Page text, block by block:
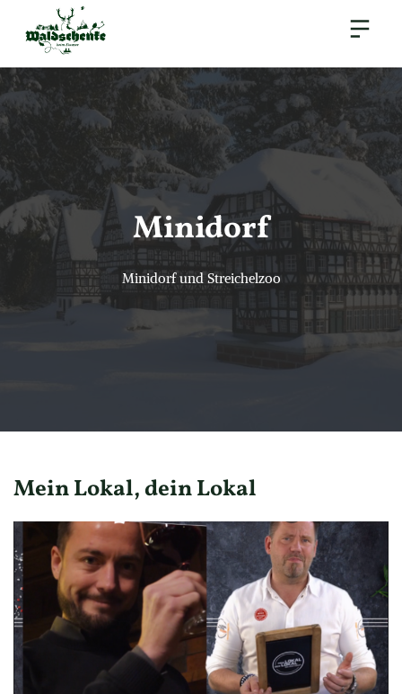
Minidorf
Minidorf und Streichelzoo
Mein Lokal, dein Lokal